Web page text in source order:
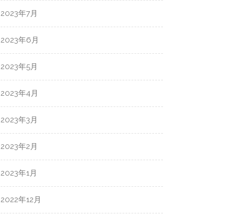
2023年7月
2023年6月
2023年5月
2023年4月
2023年3月
2023年2月
2023年1月
2022年12月